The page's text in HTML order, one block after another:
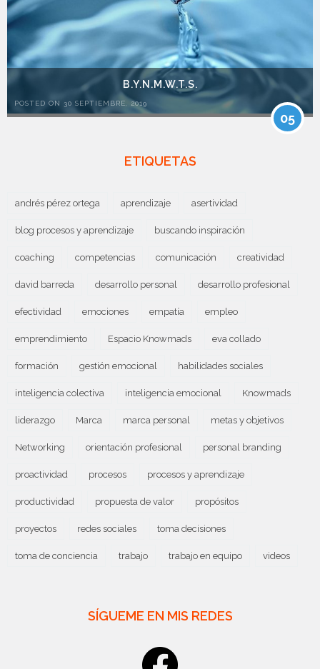
B.Y.N.M.W.T.S.
POSTED ON 30 SEPTIEMBRE, 2019
05
ETIQUETAS
andrés pérez ortega aprendizaje asertividad
blog procesos y aprendizaje buscando inspiración
coaching competencias comunicación creatividad
david barreda desarrollo personal desarrollo profesional
efectividad emociones empatía empleo
emprendimiento Espacio Knowmads eva collado
formación gestión emocional habilidades sociales
inteligencia colectiva inteligencia emocional Knowmads
liderazgo Marca marca personal metas y objetivos
Networking orientación profesional personal branding
proactividad procesos procesos y aprendizaje
productividad propuesta de valor propósitos
proyectos redes sociales toma decisiones
toma de conciencia trabajo trabajo en equipo videos
SÍGUEME EN MIS REDES